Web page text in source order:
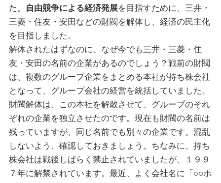
た。
自由競争による経済発展を目指すために、三井・
三菱・住友・安田などの財閥を解体し、経済の民主化
を目指しました。
解体されたはずなのに、なぜ今でも三井・三菱・住
友・安田の名前の企業があるのでしょう？戦前の財閥
は、複数のグループ企業をまとめる本社が持ち株会社
となって、グループ会社の経営を統括していました。
財閥解体は、この本社を解散させて、グループのそれ
ぞれの企業を独立させたのです。現在も財閥の名前は
残っていますが、同じ名前でも別々の企業です。混乱
しないよう、確認しておきましょう。ちなみに、持ち
株会社は戦後しばらく禁止されていましたが、１９９
７年に解禁されています。最近、よく会社名に「○○ホ